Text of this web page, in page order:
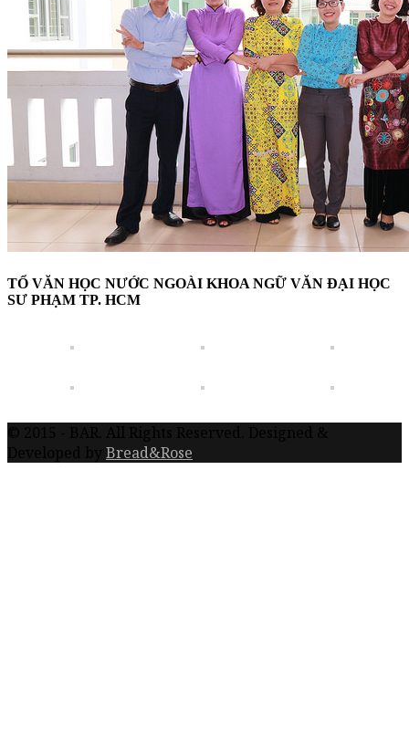
TỔ VĂN HỌC NƯỚC NGOÀI KHOA NGỮ VĂN ĐẠI HỌC
SƯ PHẠM TP. HCM
Bread&Rose